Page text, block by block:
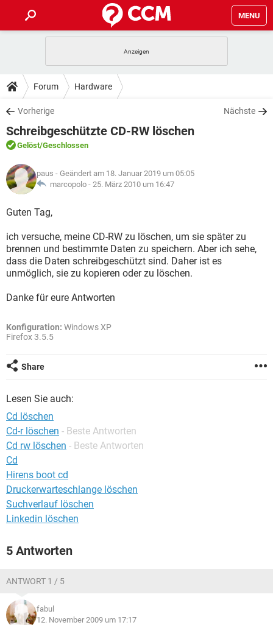
MENU
ANDROID
WINDOWS 10
WHATSAPP TIKTOK
FACEBOOK
TIPPS & TRICKS
SPIELE
WINDOWS 10
WHATSAPP
FACEBOOK HARDWARE
DOWNLOADS
SPIELE STREAMING
ANDROID
WINDOWS 10 INSTAGRAM
WHATSAPP
FACEBOOK
FORUM
SPIELE
ANDROID IOS
FACEBOOK HARDWARE
LEXIKON
SPIELE
ANDROID
WINDOWS 10 INSTAGRAM
WHATSAPP TIKTOK
FACEBOOK HARDWARE
Forum Hardware
Vorherige Nächste
Schreibgeschützte CD-RW löschen
Gelöst/Geschlossen
paus - Geändert am 18. Januar 2019 um 05:05
marcopolo - 25. März 2010 um 16:47
Guten Tag,
ich versuche, meine CD-RW zu löschen, um sie später zu
brennen und bestimmte Daten zu speichern. Aber ich sehe,
dass die Daten schreibgeschützt sind. Daher ist es
unmöglich, sie zu kopieren oder zu löschen.
Danke für eure Antworten
Konfiguration: Windows XP
Firefox 3.5.5
Share
Lesen Sie auch:
Cd löschen
Cd-r löschen - Beste Antworten
Cd rw löschen - Beste Antworten
Cd
Hirens boot cd
Druckerwarteschlange löschen
Suchverlauf löschen
Linkedin löschen
5 Antworten
ANTWORT 1 / 5
fabul
12. November 2009 um 17:17